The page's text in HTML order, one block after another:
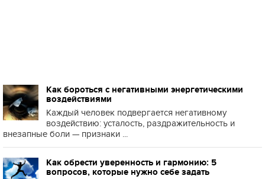
Как бороться с негативными энергетическими
воздействиями
Каждый человек подвергается негативному
воздействию: усталость, раздражительность и
внезапные боли — признаки ...
Как обрести уверенность и гармонию: 5
вопросов, которые нужно себе задать